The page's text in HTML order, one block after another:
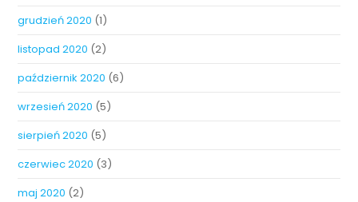
grudzień 2020 (1)
listopad 2020 (2)
październik 2020 (6)
wrzesień 2020 (5)
sierpień 2020 (5)
czerwiec 2020 (3)
maj 2020 (2)